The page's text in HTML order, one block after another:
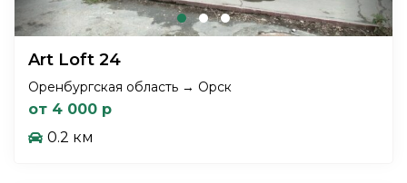
Art Loft 24
Оренбургская область → Орск
от 4 000 р
0.2 км